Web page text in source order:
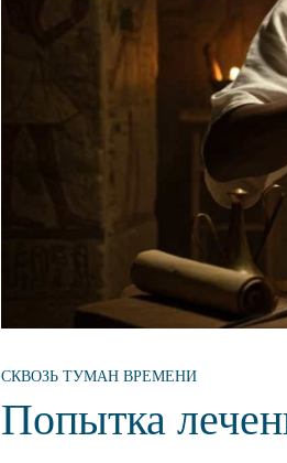
СКВОЗЬ ТУМАН ВРЕМЕНИ
Попытка